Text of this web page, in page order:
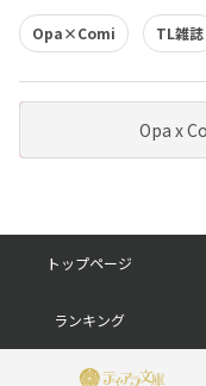
Opa×Comi TL雑誌
Opa x
タ
トップページ
ランキング